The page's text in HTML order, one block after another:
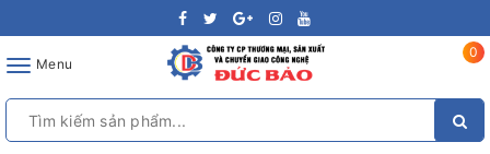
ToggleMenu
0